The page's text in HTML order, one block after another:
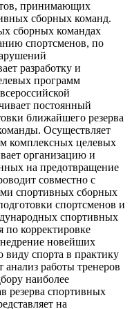
принимающих
сборных команд.
сборных командах
спортсменов, по
разработку и
программ
постоянный
ближайшего резерва
Осуществляет
комплексных целевых
организацию и
на предотвращение
совместно с
спортивных сборных
спортсменов и
спортивных
по корректировке
новейших
виду спорта в практику
работы тренеров
наиболее
резерва спортивных
на